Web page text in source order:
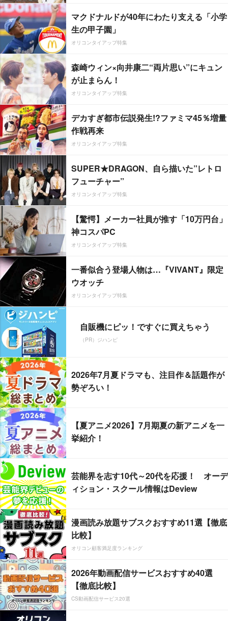
マクドナルドが40年にわたり支える「小学
生の甲子園」
オリコンタイアップ特集
森崎ウィン×向井康二“両片思い”にキュン
が止まらん！
オリコンタイアップ特集
デカすぎ都市伝説発生!?ファミマ45％増量
作戦再来
オリコンタイアップ特集
SUPER★DRAGON、自ら描いた”レトロ
フューチャー”
オリコンタイアップ特集
【驚愕】メーカー社員が推す「10万円台」
神コスパPC
オリコンタイアップ特集
一番似合う登場人物は…『VIVANT』限定
ウオッチ
オリコンタイアップ特集
自販機にピッ！ですぐに買えちゃう
（PR）ジハンピ
2026年7月夏ドラマも、注目作＆話題作が
勢ぞろい！
【夏アニメ2026】7月期夏の新アニメを一
挙紹介！
芸能界を志す10代～20代を応援！ オーデ
ィション・スクール情報はDeview
漫画読み放題サブスクおすすめ11選【徹底
比較】
オリコン顧客満足度ランキング
2026年動画配信サービスおすすめ40選
【徹底比較】
CS動画配信サービス20選